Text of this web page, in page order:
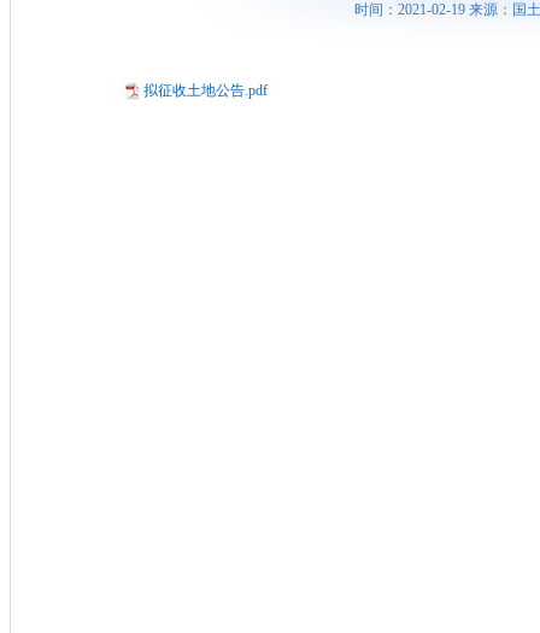
时间：2021-02-19 来源：国
拟征收土地公告.pdf